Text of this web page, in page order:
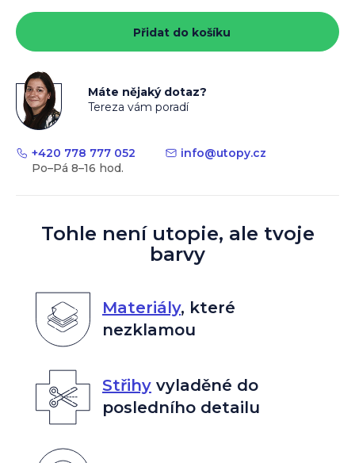
cena:
Přidat do košíku
Máte nějaký dotaz?
Tereza vám poradí
+420 778 777 052 info@utopy.cz
Tohle není utopie, ale tvoje
barvy
Materiály, které
nezklamou
Střihyvyladěné do
posledního detailu